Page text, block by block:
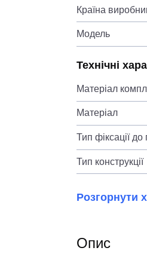
Країна
Модель
Технічні
Матеріал
Матеріал
Тип фіксації до
Тип конструкції
Розгорнути
Опис